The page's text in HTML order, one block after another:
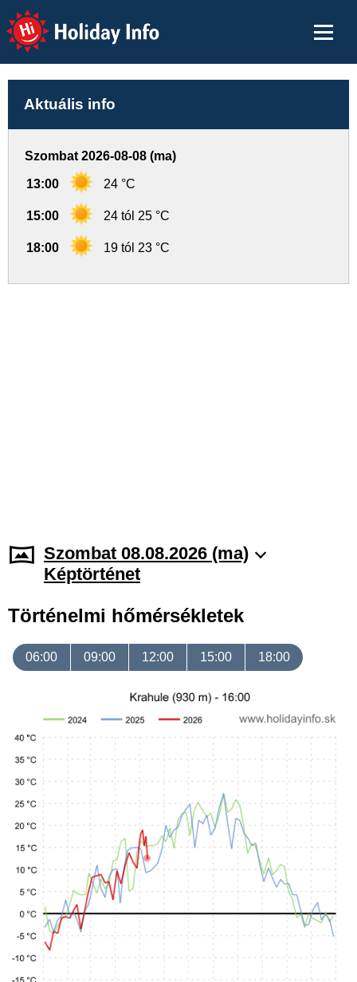
Holiday Info
Aktuális info
Szombat 2026-08-08 (ma)
13:00 24 °C
15:00 24 tól 25 °C
18:00 19 tól 23 °C
Szombat 08.08.2026 (ma)
Képtörténet
Történelmi hőmérsékletek
06:00 09:00 12:00 15:00 18:00